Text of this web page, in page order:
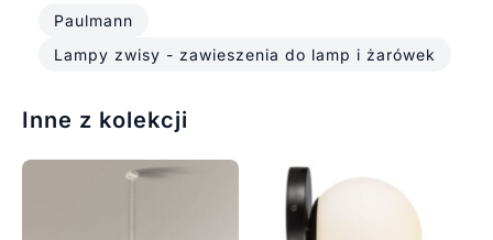
Paulmann
Lampy zwisy - zawieszenia do lamp i żarówek
Inne z kolekcji